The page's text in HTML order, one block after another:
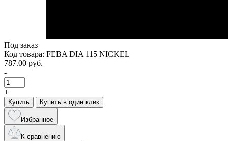
Под заказ
Код товара: FEBA DIA 115 NICKEL
787.00 руб.
-
+
Купить Купить в один клик
Избранное
К сравнению